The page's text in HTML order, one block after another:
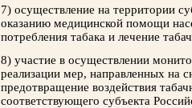
7) осуществление на территории
оказанию медицинской помощи
потребления табака и лечение
8) участие в осуществлении
реализации мер, направленных на
предотвращение воздействия
соответствующего субъекта